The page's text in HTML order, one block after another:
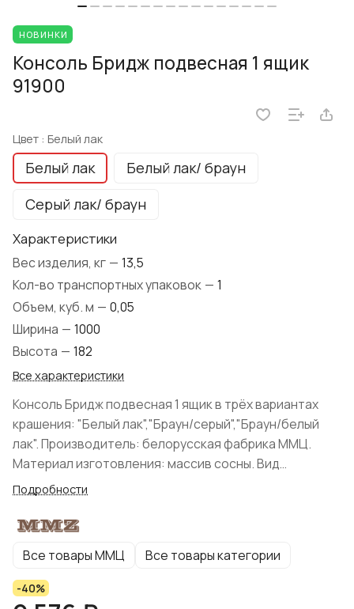
НОВИНКИ
Консоль Бридж подвесная 1 ящик
91900
Цвет : Белый лак
Белый лак
Белый лак/ браун
Серый лак/ браун
Характеристики
Вес изделия, кг — 13,5
Кол-во транспортных упаковок — 1
Объем, куб. м — 0,05
Ширина — 1000
Высота — 182
Все характеристики
Консоль Бридж подвесная 1 ящик в трёх вариантах
крашения: "Белый лак","Браун/серый","Браун/белый
лак". Производитель: белорусская фабрика ММЦ.
Материал изготовления: массив сосны. Вид
поставки: В разобранном виде.
Подробности
Все товары ММЦ Все товары категории
-40%